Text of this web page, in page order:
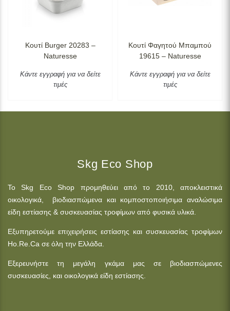
Κουτί Burger 20283 –
Naturesse
Κάντε εγγραφή για να δείτε
τιμές
Κουτί Φαγητού Μπαμπού
19615 – Naturesse
Κάντε εγγραφή για να δείτε
τιμές
Skg Eco Shop
Το Skg Eco Shop προμηθεύει από το 2010, αποκλειστικά
οικολογικά, βιοδιασπώμενα και κομποστοποιήσιμα αναλώσιμα
είδη εστίασης & συσκευασίας τροφίμων από φυσικά υλικά.
Εξυπηρετούμε επιχειρήσεις εστίασης και συσκευασίας τροφίμων
Ho.Re.Ca σε όλη την Ελλάδα.
Εξερευνήστε τη μεγάλη γκάμα μας σε βιοδιασπώμενες
συσκευασίες, και οικολογικά είδη εστίασης.